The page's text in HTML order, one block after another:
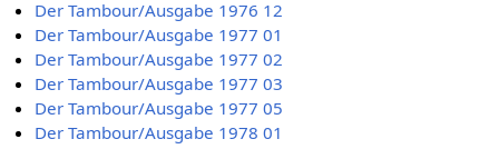
Der Tambour/Ausgabe 1976 12
Der Tambour/Ausgabe 1977 01
Der Tambour/Ausgabe 1977 02
Der Tambour/Ausgabe 1977 03
Der Tambour/Ausgabe 1977 05
Der Tambour/Ausgabe 1978 01